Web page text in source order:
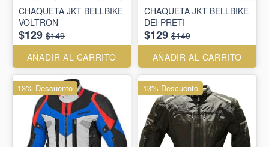
CHAQUETA JKT BELLBIKE
VOLTRON
$129 $149
AÑADIR AL CARRITO
CHAQUETA JKT BELLBIKE
DEI PRETI
$129 $149
AÑADIR AL CARRITO
13% Descuento 13% Descuento